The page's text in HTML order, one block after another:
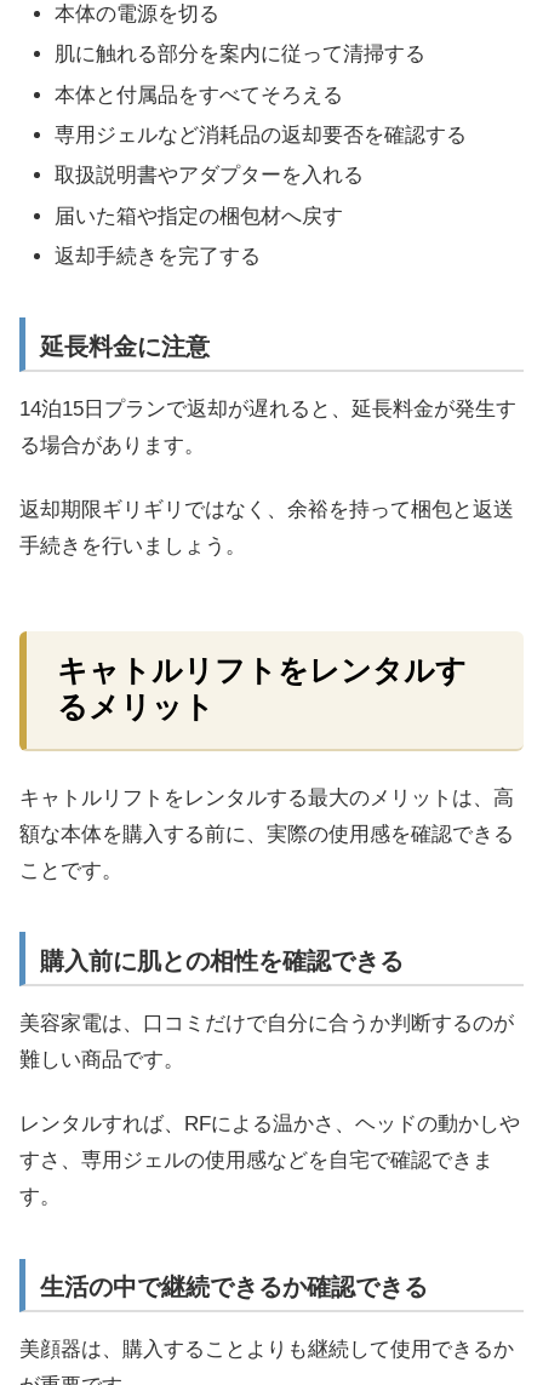
本体の電源を切る
肌に触れる部分を案内に従って清掃する
本体と付属品をすべてそろえる
専用ジェルなど消耗品の返却要否を確認する
取扱説明書やアダプターを入れる
届いた箱や指定の梱包材へ戻す
返却手続きを完了する
延長料金に注意
14泊15日プランで返却が遅れると、延長料金が発生す
る場合があります。
返却期限ギリギリではなく、余裕を持って梱包と返送
手続きを行いましょう。
キャトルリフトをレンタルす
るメリット
キャトルリフトをレンタルする最大のメリットは、高
額な本体を購入する前に、実際の使用感を確認できる
ことです。
購入前に肌との相性を確認できる
美容家電は、口コミだけで自分に合うか判断するのが
難しい商品です。
レンタルすれば、RFによる温かさ、ヘッドの動かしや
すさ、専用ジェルの使用感などを自宅で確認できま
す。
生活の中で継続できるか確認できる
美顔器は、購入することよりも継続して使用できるか